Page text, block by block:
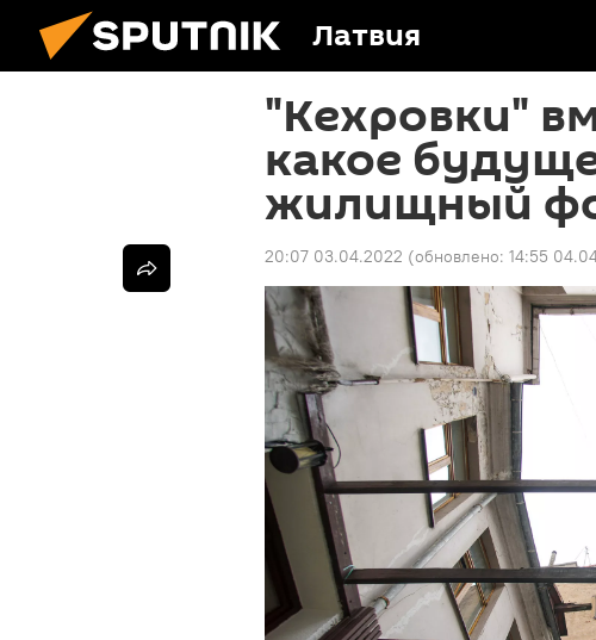
Латвия
"Кехровки"
какое
жилищный
20:07 03.04.2022 (обновлено: 14:55